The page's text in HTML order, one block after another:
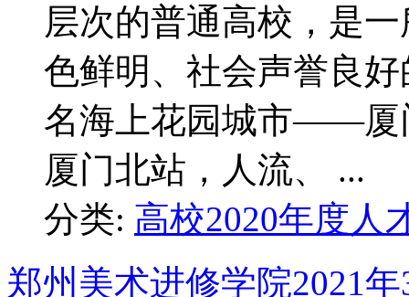
层次的普通高校，是
色鲜明、社会声誉良
名海上花园城市——
厦门北站，人流、 ...
分类: 高校2020年度人
郑州美术进修学院2021